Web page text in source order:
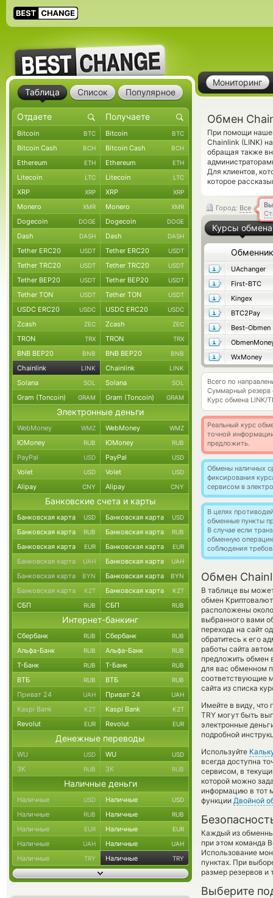
Мониторинг
Обмен
При помощи
Chainlink (LINK)
обращая также
Для клиентов,
которое
Город: Все
Курсы обмена
Обменник
UAchanger
First-BTC
Kingex
BTC2Pay
Best-Obmen
WxMoney
Всего по
Суммарный резерв
Курс обмена LINK/
Реальный курс
точной
предложить.
Обмены наличных
фиксирования
сервисом в
В целях
обменные пункты
В случае если
обменную
соблюдения
Обмен
В таблице вы
обмен
расположены
выбранного вами
перехода на сайт
обратитесь к его
работы сайта
предложить обмен
для вас обменном
соответствующие
сайта из списка
Имейте в виду, что
TRY могут быть
электронные
подробной
Используйте
всегда доступна
сервисом, в
которой можно
информацию в тот
функции Двойной
Каждый из
при этом команда
Использование
пунктах. При
размер резервов и
Выберите
Таблица Список Популярное
Bitcoin BTC Bitcoin BTC
Bitcoin Cash BCH Bitcoin Cash BCH
Ethereum ETH Ethereum ETH
Litecoin LTC Litecoin LTC
XRP XRP XRP XRP
Monero XMR Monero XMR
Dogecoin DOGE Dogecoin DOGE
Dash DASH Dash DASH
Tether ERC20 USDT Tether ERC20 USDT
Tether TRC20 USDT Tether TRC20 USDT
Tether BEP20 USDT Tether BEP20 USDT
Tether TON USDT Tether TON USDT
USDC ERC20 USDC USDC ERC20 USDC
Zcash ZEC Zcash ZEC
TRON TRX TRON TRX
BNB BEP20 BNB BNB BEP20 BNB
Chainlink LINK Chainlink LINK
Solana SOL Solana SOL
Gram (Toncoin) GRAM Gram (Toncoin) GRAM
Электронные деньги
WebMoney WMZ WebMoney WMZ
ЮMoney RUB ЮMoney RUB
PayPal USD PayPal USD
Volet USD Volet USD
Alipay CNY Alipay CNY
Банковские счета и карты
Банковская карта USD Банковская карта USD
Банковская карта RUB Банковская карта RUB
Банковская карта EUR Банковская карта EUR
Банковская карта UAH Банковская карта UAH
Банковская карта BYN Банковская карта BYN
Банковская карта KZT Банковская карта KZT
СБП RUB СБП RUB
Интернет-банкинг
Сбербанк RUB Сбербанк RUB
Альфа-Банк RUB Альфа-Банк RUB
Т-Банк RUB Т-Банк RUB
ВТБ RUB ВТБ RUB
Приват 24 UAH Приват 24 UAH
Kaspi Bank KZT Kaspi Bank KZT
Revolut EUR Revolut EUR
Денежные переводы
WU USD WU USD
ЗК RUB ЗК RUB
Наличные деньги
Наличные USD Наличные USD
Наличные RUB Наличные RUB
Наличные EUR Наличные EUR
Наличные UAH Наличные UAH
Наличные TRY Наличные TRY